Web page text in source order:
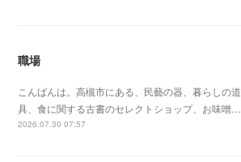
職場
こんばんは。高槻市にある、民藝の器、暮らしの道
具、食に関する古書のセレクトショップ、お味噌…
2026.07.30 07:57